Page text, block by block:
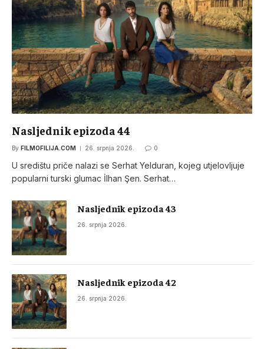
Nasljednik epizoda 44
By FILMOFILIJA.COM 26. srpnja 2026. 0
U središtu priče nalazi se Serhat Yelduran, kojeg utjelovljuje
popularni turski glumac İlhan Şen. Serhat…
Nasljednik epizoda 43
26. srpnja 2026.
Nasljednik epizoda 42
26. srpnja 2026.